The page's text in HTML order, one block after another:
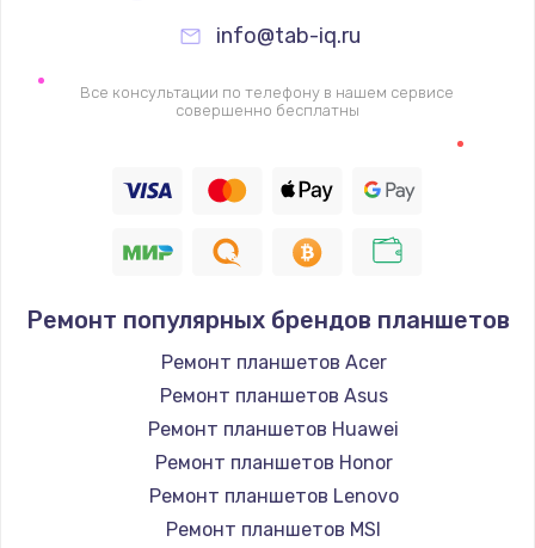
Замена видеочипа
Заказать
Настройка BIOS
Заказать
Ремонт подсветки
1150 руб.
Заказать
1320 руб.
Заказать
info@tab-iq.ru
Все консультации по телефону в нашем сервисе
совершенно бесплатны
Ремонт популярных брендов планшетов
Ремонт планшетов Acer
Ремонт планшетов Asus
Ремонт планшетов Huawei
Ремонт планшетов Honor
Ремонт планшетов Lenovo
Ремонт планшетов MSI